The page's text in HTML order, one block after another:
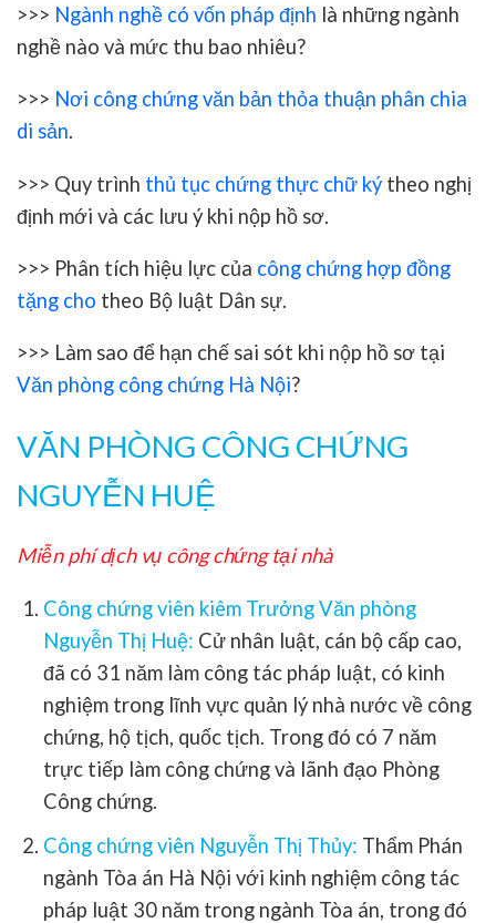
>>> Ngành nghề có vốn pháp định là những ngành
nghề nào và mức thu bao nhiêu?
>>> Nơi công chứng văn bản thỏa thuận phân chia
di sản.
>>> Quy trình thủ tục chứng thực chữ ký theo nghị
định mới và các lưu ý khi nộp hồ sơ.
>>> Phân tích hiệu lực của công chứng hợp đồng
tặng cho theo Bộ luật Dân sự.
>>> Làm sao để hạn chế sai sót khi nộp hồ sơ tại
Văn phòng công chứng Hà Nội?
VĂN PHÒNG CÔNG CHỨNG
NGUYỄN HUỆ
Miễn phí dịch vụ công chứng tại nhà
Công chứng viên kiêm Trưởng Văn phòng
Nguyễn Thị Huệ: Cử nhân luật, cán bộ cấp cao,
đã có 31 năm làm công tác pháp luật, có kinh
nghiệm trong lĩnh vực quản lý nhà nước về công
chứng, hộ tịch, quốc tịch. Trong đó có 7 năm
trực tiếp làm công chứng và lãnh đạo Phòng
Công chứng.
Công chứng viên Nguyễn Thị Thủy: Thẩm Phán
ngành Tòa án Hà Nội với kinh nghiệm công tác
pháp luật 30 năm trong ngành Tòa án, trong đó